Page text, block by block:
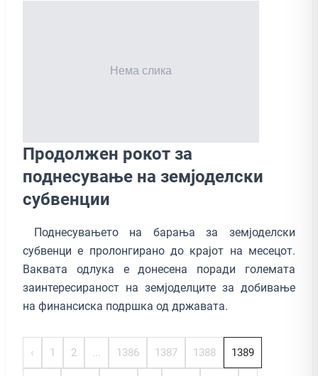
Продолжен рокот за
поднесување на земјоделски
субвенции
Поднесувањето на барања за земјоделски
субвенци е пролонгирано до крајот на месецот.
Ваквата одлука е донесена поради големата
заинтересираност на земјоделците за добивање
на финансиска подршка од државата.
‹ 1 2 ... 1386 1387 1388 1389